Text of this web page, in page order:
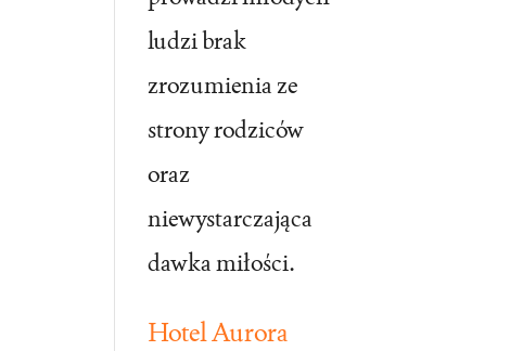
ludzi brak
zrozumienia ze
strony rodziców
oraz
niewystarczająca
dawka miłości.
Hotel Aurora